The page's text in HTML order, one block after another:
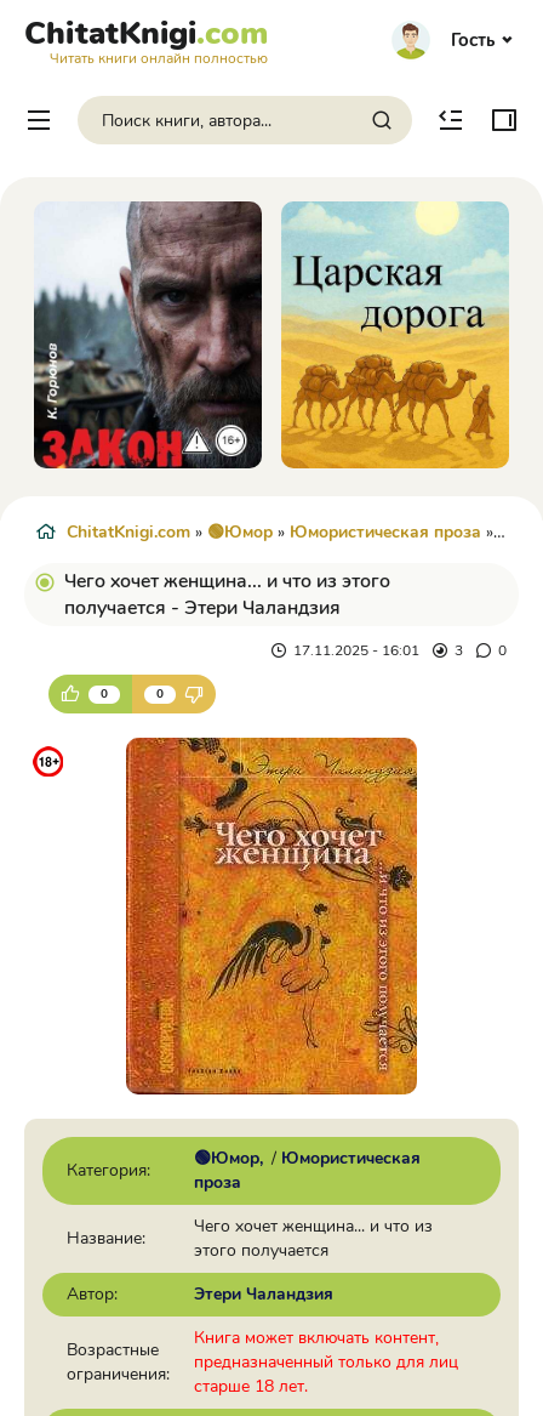
ChitatKnigi.com
Читать книги онлайн полностью
Гость
ChitatKnigi.com » 🟢Юмор » Юмористическая проза » Чего хочет женщина... и что из этого получается - Этери Чаландзия
Чего хочет женщина... и что из этого
получается - Этери Чаландзия
17.11.2025 - 16:01 3 0
0 0
Категория:
🟢Юмор / Юмористическая
проза
Название:
Чего хочет женщина... и что из
этого получается
Автор:
Этери Чаландзия
Возрастные
ограничения:
Книга может включать контент,
предназначенный только для лиц
старше 18 лет.